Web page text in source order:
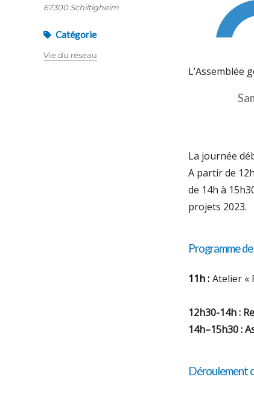
L’Assemblée
La journée
A partir de
de 14h à
projets 2023.
Programme
11h : Atelier «
12h30-14h :
14h–15h30 :
Déroulement
67300 Schiltigheim
Catégorie
Vie du réseau